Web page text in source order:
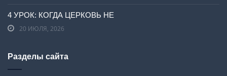
4 УРОК: КОГДА ЦЕРКОВЬ НЕ
20 ИЮЛЯ, 2026
Разделы сайта